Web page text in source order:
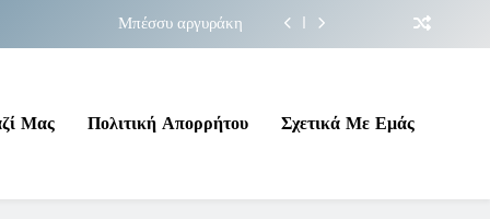
Μπέσσυ αργυράκη
επικίνδυνη γεωπολιτική συγκυρία
Μπέσσυ αργυράκη
Μας Πολιτική Απορρήτου Σχετικά Με Εμάς